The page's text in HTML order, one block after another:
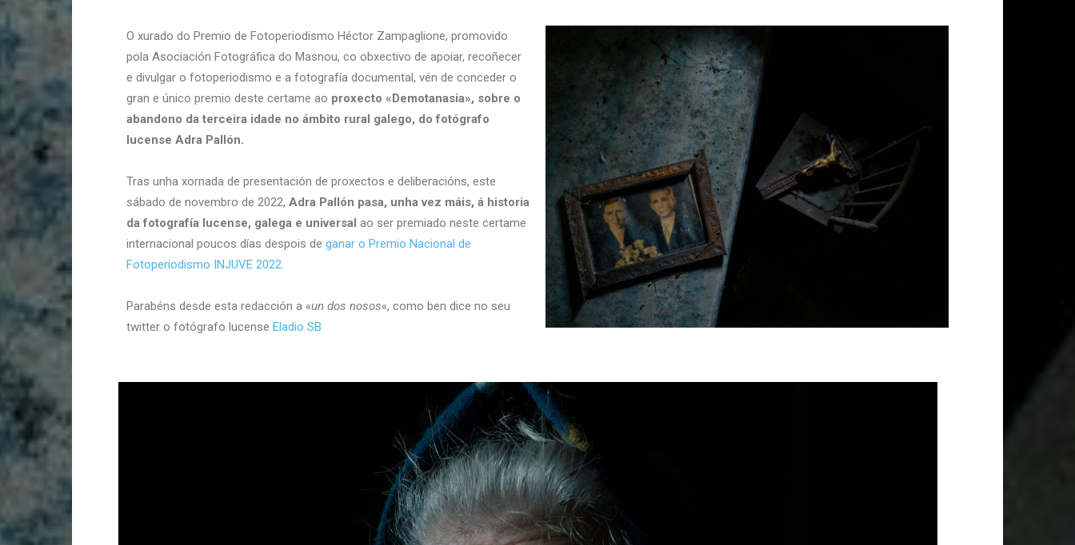
O xurado do Premio de Fotoperiodismo Héctor Zampaglione, promovido
pola Asociación Fotográfica do Masnou, co obxectivo de apoiar, recoñecer
e divulgar o fotoperiodismo e a fotografía documental, vén de conceder o
gran e único premio deste certame ao proxecto «Demotanasia», sobre o
abandono da terceira idade no ámbito rural galego, do fotógrafo
lucense Adra Pallón.
Tras unha xornada de presentación de proxectos e deliberacións, este
sábado de novembro de 2022, Adra Pallón pasa, unha vez máis, á historia
da fotografía lucense, galega e universal ao ser premiado neste certame
internacional poucos días despois de ganar o Premio Nacional de
Fotoperiodismo INJUVE 2022.
Parabéns desde esta redacción a «un dos nosos«, como ben dice no seu
twitter o fotógrafo lucense Eladio SB